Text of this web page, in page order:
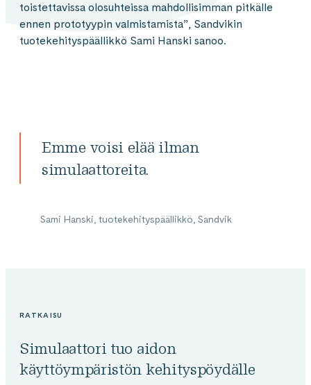
toistettavissa olosuhteissa mahdollisimman pitkälle
ennen prototyypin valmistamista”, Sandvikin
tuotekehityspäällikkö Sami Hanski sanoo.
Emme voisi elää ilman
simulaattoreita.
Sami Hanski, tuotekehityspäällikkö, Sandvik
RATKAISU
Simulaattori tuo aidon
käyttöympäristön kehityspöydälle